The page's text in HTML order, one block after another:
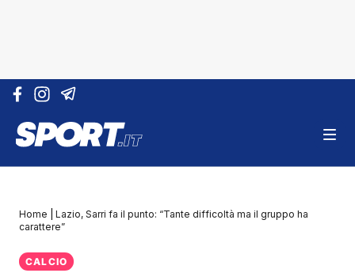
Vai al contenuto
Home
Lazio, Sarri fa il punto: “Tante difficoltà ma il gruppo ha
carattere”
CALCIO